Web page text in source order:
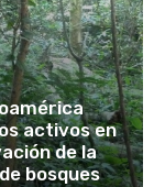
activos en
de la
bosques